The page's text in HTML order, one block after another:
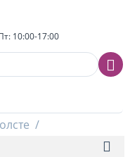
10:00-17:00
/